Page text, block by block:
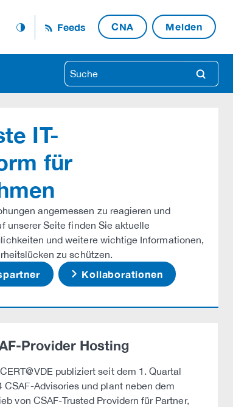
auto_mode Feeds CNA Melden
search
IT-
für
angemessen zu reagieren und
unserer Seite finden Sie aktuelle
und weitere wichtige Informationen,
zu schützen.
Kollaborationen
Provider Hosting
publiziert seit dem 1. Quartal
CSAF-Advisories und plant neben dem
von CSAF-Trusted Providern für Partner,